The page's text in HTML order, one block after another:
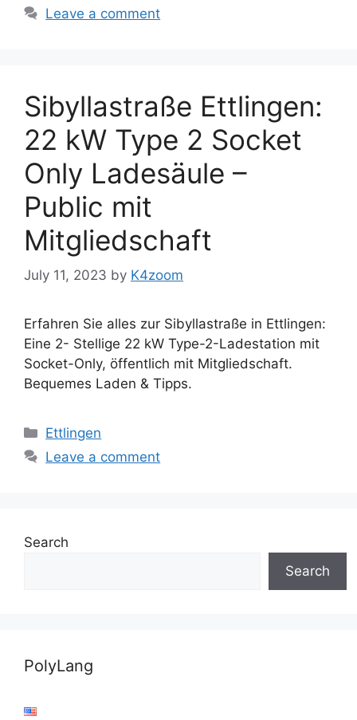
Leave a comment
Sibyllastraße Ettlingen:
22 kW Type 2 Socket
Only Ladesäule –
Public mit
Mitgliedschaft
July 11, 2023 by K4zoom
Erfahren Sie alles zur Sibyllastraße in Ettlingen:
Eine 2- Stellige 22 kW Type-2-Ladestation mit
Socket-Only, öffentlich mit Mitgliedschaft.
Bequemes Laden & Tipps.
Categories
Ettlingen
Leave a comment
Search
Search
PolyLang